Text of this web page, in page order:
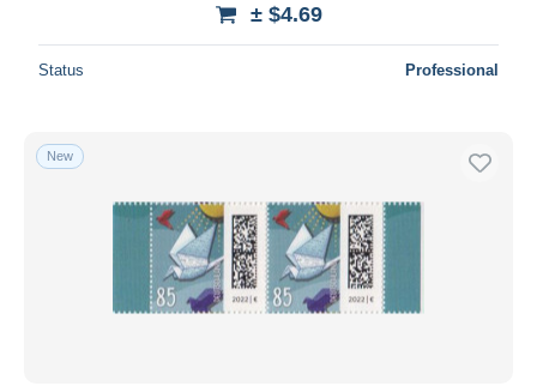
± $4.69
Status Professional
New